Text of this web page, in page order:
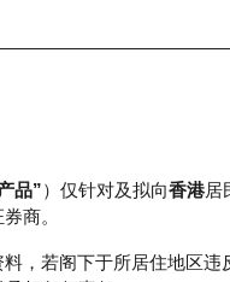
品”）仅针对及拟向香港居
商。
，若阁下于所居住地区违